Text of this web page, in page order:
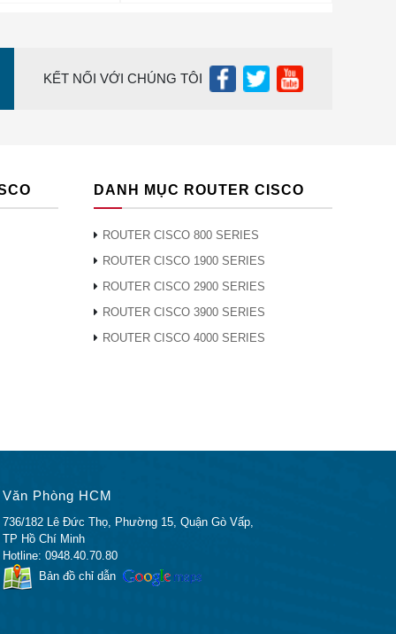
sóng
KẾT NỐI VỚI CHÚNG TÔI
DANH MỤC ROUTER CISCO
ROUTER CISCO 800 SERIES
ROUTER CISCO 1900 SERIES
ROUTER CISCO 2900 SERIES
ROUTER CISCO 3900 SERIES
ROUTER CISCO 4000 SERIES
Văn Phòng HCM
736/182 Lê Đức Thọ, Phường 15, Quận Gò Vấp,
TP Hồ Chí Minh
Hotline: 0948.40.70.80
Bản đồ chỉ dẫn